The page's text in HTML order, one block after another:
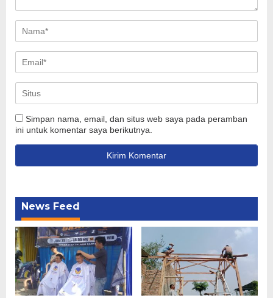
Simpan nama, email, dan situs web saya pada peramban
ini untuk komentar saya berikutnya.
News Feed